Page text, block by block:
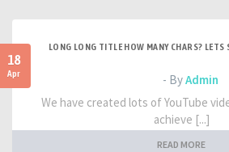
18
Apr
LONG LONG TITLE HOW MANY CHARS? LETS
- ByAdmin
We have created lots of YouTube
achieve [...]
READ MORE